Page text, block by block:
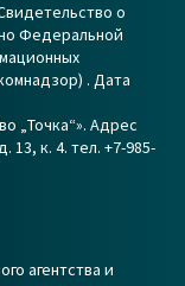
о
Федеральной
. Дата
„Точка“». Адрес
13, к. 4. тел. +7-985-
агентства и